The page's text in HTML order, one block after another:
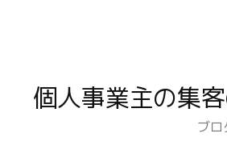
個人事業主の集
ブロ